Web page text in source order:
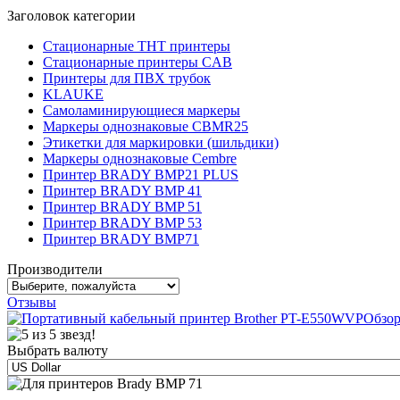
Заголовок категории
Стационарные THT принтеры
Стационарные принтеры CAB
Принтеры для ПВХ трубок
KLAUKE
Самоламинирующиеся маркеры
Маркеры однознаковые CBMR25
Этикетки для маркировки (шильдики)
Маркеры однознаковые Cembre
Принтер BRADY BMP21 PLUS
Принтер BRADY BMP 41
Принтер BRADY BMP 51
Принтер BRADY BMP 53
Принтер BRADY BMP71
Производители
Отзывы
Выбрать валюту